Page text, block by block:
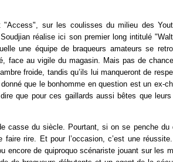
sur les coulisses du milieu des
réalise ici son premier long intitulé
une équipe de braqueurs amateurs se
face au vigile du magasin. Mais pas de
froide, tandis qu’ils lui manqueront de
que le bonhomme en question est un ex-
que pour ces gaillards aussi bêtes que
casse du siècle. Pourtant, si on se penche du
faire rire. Et pour l’occasion, c’est une
encore de quiproquo scénariste jouant sur les